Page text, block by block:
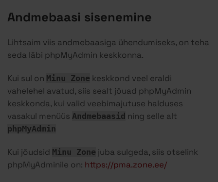
Andmebaasi sisenemine
Lihtsaim viis andmebaasiga ühendumiseks, on teha
seda läbi phpMyAdmin keskkonna.
Kui sul on Minu Zone keskkond veel eraldi
vahelehel avatud, siis sealt jõuad phpMyAdmin
keskkonda, kui valid veebimajutuse halduses
vasakul menüüs Andmebaasid ning selle alt
phpMyAdmin
Kui jõudsid Minu Zone juba sulgeda, siis otselink
phpMyAdminile on: https://pma.zone.ee/